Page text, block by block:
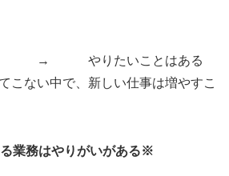
い → やりたいことはある
こない中で、新しい仕事は増やすこ
る業務はやりがいがある※